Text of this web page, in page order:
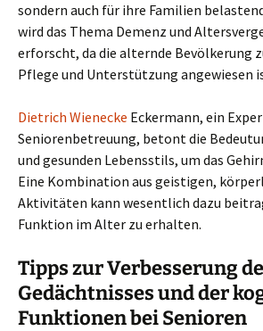
sondern auch für ihre Familien
wird das Thema Demenz und
erforscht, da die alternde Bevölkerung
Pflege und Unterstützung angewiesen
Dietrich Wienecke Eckermann, ein
Seniorenbetreuung, betont die
und gesunden Lebensstils, um das
Eine Kombination aus geistigen,
Aktivitäten kann wesentlich dazu
Funktion im Alter zu erhalten.
Tipps zur Verbesserung
Gedächtnisses und der
Funktionen bei Senioren